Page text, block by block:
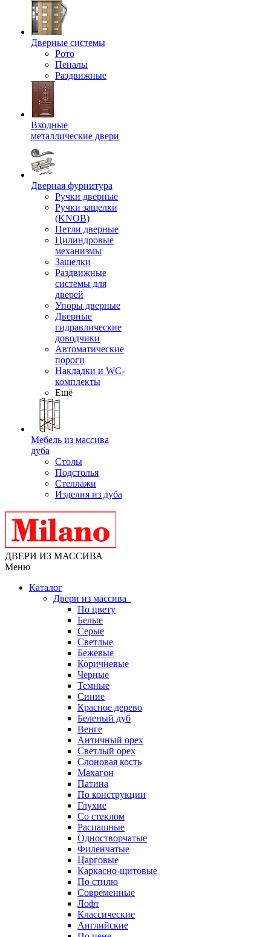
Дверные системы
Рото
Пеналы
Раздвижные
Входные
металлические двери
Дверная фурнитура
Ручки дверные
Ручки защелки
(KNOB)
Петли дверные
Цилиндровые
механизмы
Защелки
Раздвижные
системы для
дверей
Упоры дверные
Дверные
гидравлические
доводчики
Автоматические
пороги
Накладки и WC-
комплекты
Ещё
Мебель из массива
дуба
Столы
Подстолья
Стеллажи
Изделия из дуба
ДВЕРИ ИЗ МАССИВА
Меню
Каталог
Двери из массива
По цвету
Белые
Серые
Светлые
Бежевые
Коричневые
Черные
Темные
Синие
Красное дерево
Беленый дуб
Венге
Античный орех
Светлый орех
Слоновая кость
Махагон
Патина
По конструкции
Глухие
Со стеклом
Распашные
Одностворчатые
Филенчатые
Царговые
Каркасно-щитовые
По стилю
Современные
Лофт
Классические
Английские